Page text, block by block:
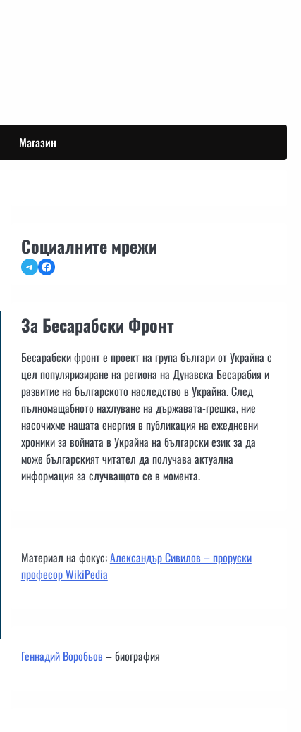
Магазин
Социалните мрежи
TelegramFacebook
За Бесарабски Фронт
Бесарабски фронт е проект на група българи от Украйна с
цел популяризиране на региона на Дунавска Бесарабия и
развитие на българското наследство в Украйна. След
пълномащабното нахлуване на държавата-грешка, ние
насочихме нашата енергия в публикация на ежедневни
хроники за войната в Украйна на български език за да
може българският читател да получава актуална
информация за случващото се в момента.
Материал на фокус:Александър Сивилов – проруски
професор WikiPedia
Геннадий Воробьов– биография